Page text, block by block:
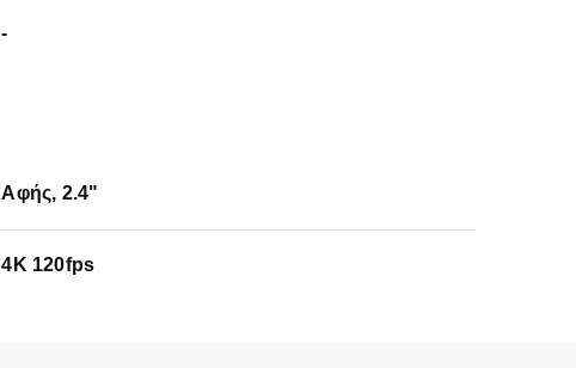
-
Αφής, 2.4"
4K 120fps